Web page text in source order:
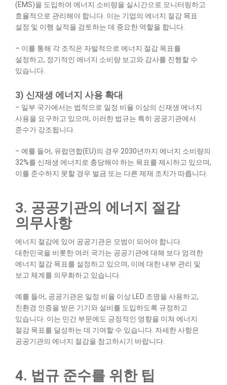
(EMS)을 도입하여 에너지 소비량을 실시간으로 모니터링하고
효율적으로 관리해야 합니다. 이는 기업의 에너지 절감 목표
설정 및 이행 실적을 검토하는 데 중요한 역할을 합니다.
– 이를 통해 각 조직은 자발적으로 에너지 절감 목표를
설정하고, 정기적인 에너지 소비량 보고와 감사를 진행할 수
있습니다.
​3) 신재생 에너지 사용 확대
– 일부 국가에서는 법적으로 일정 비율 이상의 신재생 에너지
사용을 요구하고 있으며, 이러한 법규는 특히 공공기관에서
준수가 강조됩니다.
– 예를 들어, 유럽연합(EU)의 경우 2030년까지 에너지 소비량의
32%를 신재생 에너지로 충당해야 하는 목표를 제시하고 있으며,
이를 준수하지 못할 경우 벌금 또는 다른 제재 조치가 따릅니다.
3. 공공기관의 에너지 절감
의무사항
에너지 절감에 있어 공공기관은 모범이 되어야 합니다.
대한민국을 비롯한 여러 국가는 공공기관에 대해 보다 엄격한
에너지 절감 목표를 설정하고 있으며, 이에 대한 내부 관리 및
보고 체계를 의무화하고 있습니다.
예를 들어, 공공기관은 일정 비율 이상 LED 조명을 사용하고,
친환경 인증을 받은 기기와 설비를 도입하도록 규정하고
있습니다. 이는 민간 부문에도 긍정적인 영향을 미쳐 에너지
절감 목표를 달성하는 데 기여할 수 있습니다. 자세한 사항은
공공기관의 에너지 절감을 참고하시기 바랍니다.
4. 법규 준수를 위한 팁